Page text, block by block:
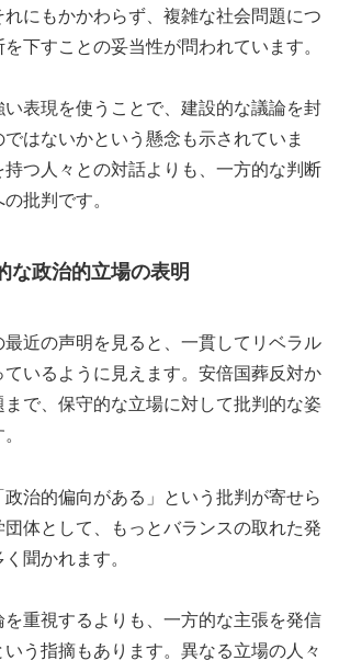
にもかかわらず、複雑な社会問題につ
下すことの妥当性が問われています。
い表現を使うことで、建設的な議論を封
ではないかという懸念も示されていま
つ人々との対話よりも、一方的な判断
批判です。
な政治的立場の表明
最近の声明を見ると、一貫してリベラル
いるように見えます。安倍国葬反対か
まで、保守的な立場に対して批判的な姿
政治的偏向がある」という批判が寄せら
体として、もっとバランスの取れた発
聞かれます。
を重視するよりも、一方的な主張を発信
う指摘もあります。異なる立場の人々